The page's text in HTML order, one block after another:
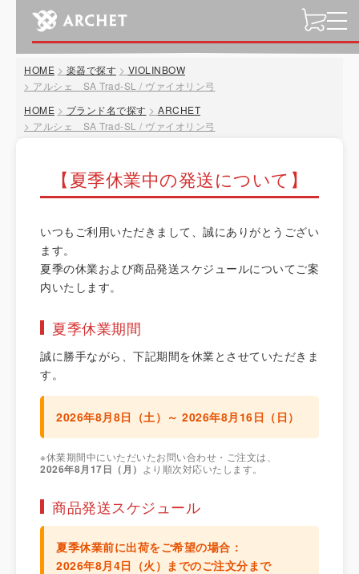
t
o
g
HOME 楽器で探す
VIOLINBOW
アルシェ SA Trad-SL / ヴァイオリン弓
HOME
ブランド名で探す
ARCHET
アルシェ SA Trad-SL / ヴァイオリン弓
【夏季休業中の発送について】
いつもご利用いただきまして、誠にありがとうござい
ます。
夏季の休業および商品発送スケジュールについてご案
内いたします。
夏季休業期間
誠に勝手ながら、下記期間を休業とさせていただきま
す。
2026年8月8日（土）～ 2026年8月16日（日）
※休業期間中にいただいたお問い合わせ・ご注文は、
2026年8月17日（月） より順次対応いたします。
商品発送スケジュール
夏季休業前に出荷をご希望の場合：
2026年8月4日（火）までのご注文分まで